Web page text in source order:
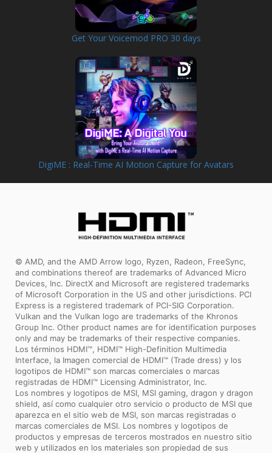
Get Your Voicemod PRO 30 days
DigiME : Real-Time AI Motion Capture for Avatars
© AMD, and the AMD Arrow logo, Ryzen, Radeon, FreeSync,
and combinations thereof are trademarks of Advanced Micro
Devices, Inc. DirectX and Microsoft are registered trademarks
of Microsoft Corporation in the US and other jurisdictions. PCI
Express is a registered trademark of PCI-SIG Corporation.
Vulkan and the Vulkan logo are trademarks of the Khronos
Group Inc. Other product names are for identification purposes
only and may be trademarks of their respective companies.
Los términos HDMI™, HDMI™ High-Definition Multimedia
Interface, la Imagen comercial de HDMI™ (Trade dress) y los
logotipos de HDMI™ son marcas comerciales o marcas
registradas de HDMI™ Licensing Administrator, Inc.
Los nombres y logotipos de MSI, MSI gaming, dragon y dragon
shield, así como cualquier otro servicio o producto de MSI que
aparezca en el sitio web de MSI, son marcas registradas o
marcas comerciales de MSI. Los nombres y logotipos de
productos y empresas de terceros mostrados en nuestro sitio
web y utilizados en los materiales son propiedad de sus